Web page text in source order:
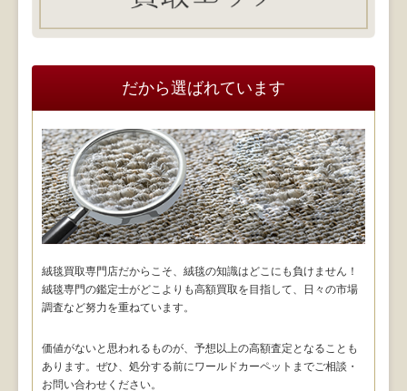
だから選ばれています
絨毯買取専門店だからこそ、絨毯の知識はどこにも負けません！
絨毯専門の鑑定士がどこよりも高額買取を目指して、日々の市場
調査など努力を重ねています。
価値がないと思われるものが、予想以上の高額査定となることも
あります。ぜひ、処分する前にワールドカーペットまでご相談・
お問い合わせください。